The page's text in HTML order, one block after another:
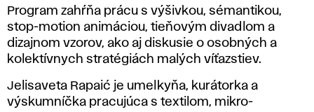
Program zahŕňa prácu s výšivkou, sémantikou,
stop-motion animáciou, tieňovým divadlom a
dizajnom vzorov, ako aj diskusie o osobných a
kolektívnych stratégiách malých víťazstiev.
Jelisaveta Rapaić je umelkyňa, kurátorka a
výskumníčka pracujúca s textilom, mikro-